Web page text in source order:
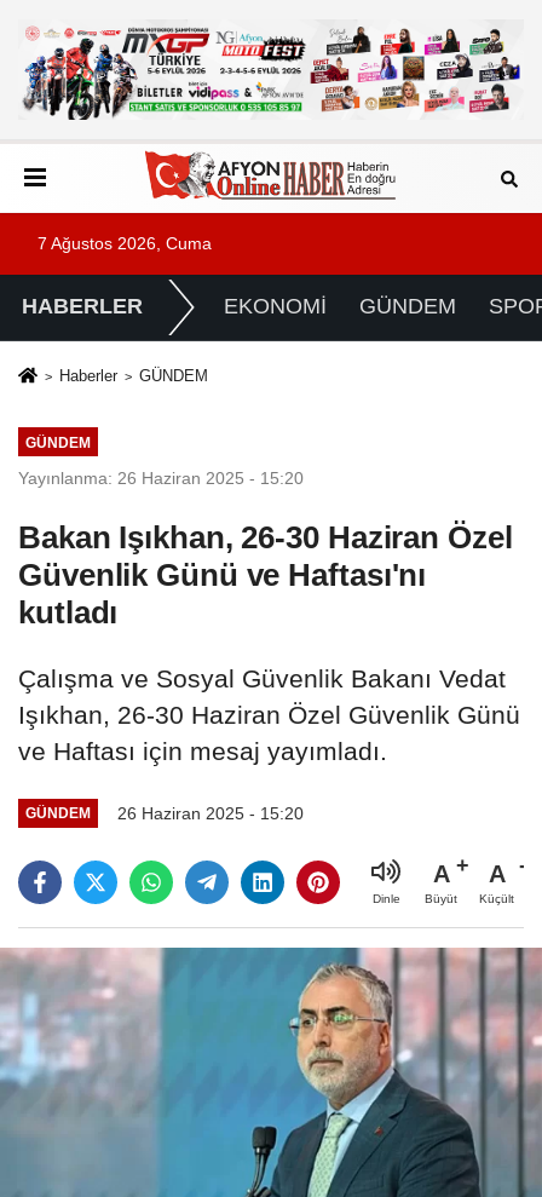
7 Ağustos 2026, Cuma
HABERLER EKONOMİ GÜNDEM
Haberler GÜNDEM
GÜNDEM
Yayınlanma: 26 Haziran 2025 - 15:20
Bakan Işıkhan, 26-30 Haziran Özel
Güvenlik Günü ve Haftası'nı
kutladı
Çalışma ve Sosyal Güvenlik Bakanı Vedat
Işıkhan, 26-30 Haziran Özel Güvenlik Günü
ve Haftası için mesaj yayımladı.
GÜNDEM 26 Haziran 2025 - 15:20
Dinle
A
Büyüt
A
Küçült